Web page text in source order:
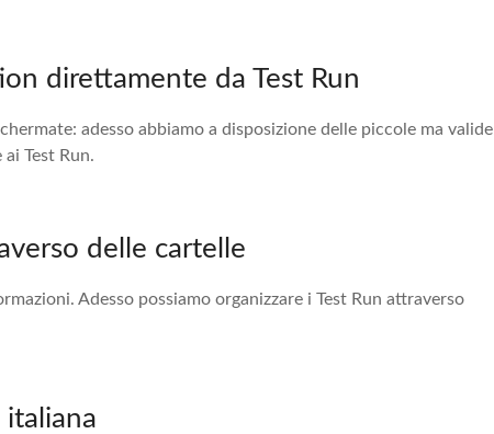
direttamente da Test Run
adesso abbiamo a disposizione delle piccole ma valide
Test Run.
delle cartelle
Adesso possiamo organizzare i Test Run attraverso